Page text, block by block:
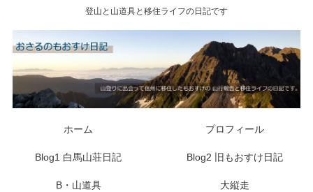
登山と山道具と移住ライフの日記です
ホーム プロフィール
Blog1 白馬山荘日記 Blog2 旧もおすけ日記
B・山道具 大縦走